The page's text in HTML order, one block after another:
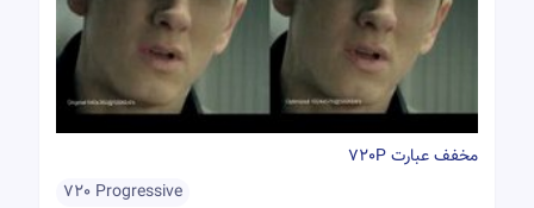
مخفف عبارت 720P
720 Progressive